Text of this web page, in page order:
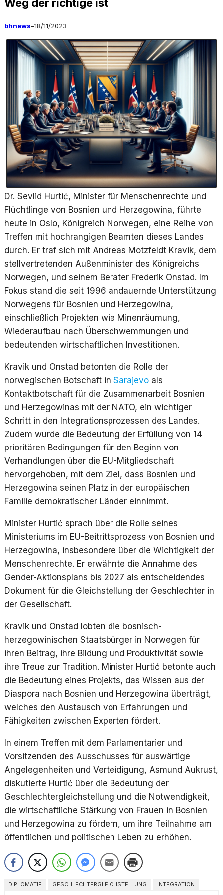
Weg der richtige ist
bhnews–18/11/2023
Dr. Sevlid Hurtić, Minister für Menschenrechte und
Flüchtlinge von Bosnien und Herzegowina, führte
heute in Oslo, Königreich Norwegen, eine Reihe von
Treffen mit hochrangigen Beamten dieses Landes
durch. Er traf sich mit Andreas Motzfeldt Kravik, dem
stellvertretenden Außenminister des Königreichs
Norwegen, und seinem Berater Frederik Onstad. Im
Fokus stand die seit 1996 andauernde Unterstützung
Norwegens für Bosnien und Herzegowina,
einschließlich Projekten wie Minenräumung,
Wiederaufbau nach Überschwemmungen und
bedeutenden wirtschaftlichen Investitionen.
Kravik und Onstad betonten die Rolle der
norwegischen Botschaft in Sarajevoals
Kontaktbotschaft für die Zusammenarbeit Bosnien
und Herzegowinas mit der NATO, ein wichtiger
Schritt in den Integrationsprozessen des Landes.
Zudem wurde die Bedeutung der Erfüllung von 14
prioritären Bedingungen für den Beginn von
Verhandlungen über die EU-Mitgliedschaft
hervorgehoben, mit dem Ziel, dass Bosnien und
Herzegowina seinen Platz in der europäischen
Familie demokratischer Länder einnimmt.
Minister Hurtić sprach über die Rolle seines
Ministeriums im EU-Beitrittsprozess von Bosnien und
Herzegowina, insbesondere über die Wichtigkeit der
Menschenrechte. Er erwähnte die Annahme des
Gender-Aktionsplans bis 2027 als entscheidendes
Dokument für die Gleichstellung der Geschlechter in
der Gesellschaft.
Kravik und Onstad lobten die bosnisch-
herzegowinischen Staatsbürger in Norwegen für
ihren Beitrag, ihre Bildung und Produktivität sowie
ihre Treue zur Tradition. Minister Hurtić betonte auch
die Bedeutung eines Projekts, das Wissen aus der
Diaspora nach Bosnien und Herzegowina überträgt,
welches den Austausch von Erfahrungen und
Fähigkeiten zwischen Experten fördert.
In einem Treffen mit dem Parlamentarier und
Vorsitzenden des Ausschusses für auswärtige
Angelegenheiten und Verteidigung, Asmund Aukrust,
diskutierte Hurtić über die Bedeutung der
Geschlechtergleichstellung und die Notwendigkeit,
die wirtschaftliche Stärkung von Frauen in Bosnien
und Herzegowina zu fördern, um ihre Teilnahme am
öffentlichen und politischen Leben zu erhöhen.
DIPLOMATIE GESCHLECHTERGLEICHSTELLUNG INTEGRATION